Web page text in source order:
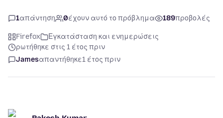
1απάντηση 0έχουν αυτό το πρόβλημα 189προβολές
Firefox
Εγκατάσταση και ενημερώσεις
ρωτήθηκε στις 1 έτος πριν
Jamesαπαντήθηκε1 έτος πριν